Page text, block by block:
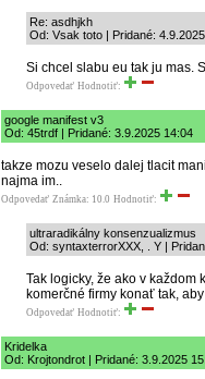
Re: asdhjkh
Od: Vsak toto | Pridané:
Si chcel slabu eu tak ju mas.
Odpovedať Hodnotiť:
google manifest v3
Od: 45trdf | Pridané: 3.9.2025 14:04
takze mozu veselo dalej tlacit
najma im..
Odpovedať Známka: 10.0 Hodnotiť:
ultraradikálny konsenzualizmus
Od: syntaxterrorXXX, . Y |
Tak logicky, že ako v každom
komerčné firmy konať tak,
Odpovedať Hodnotiť:
Kridelka
Od: Krojtondrot | Pridané: 3.9.2025